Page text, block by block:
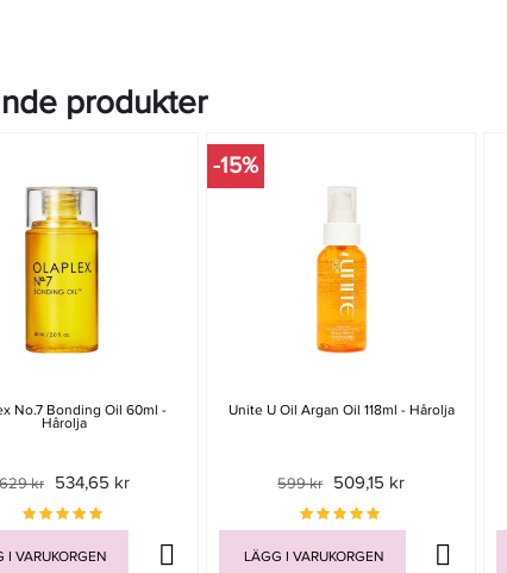
produkter
No.7 Bonding Oil 60ml -
Hårolja
629 kr 534,65 kr
I VARUKORGEN
-15%
Unite U Oil Argan Oil 118ml - Hårolja
599 kr 509,15 kr
LÄGG I VARUKORGEN